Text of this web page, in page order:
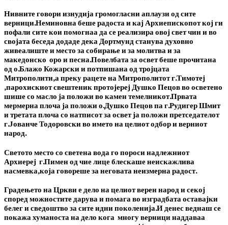
Нивните говори изнудија громогласни аплаузи од сите
верници.Неминовна беше радоста и кај Архиепископот кој ги
пофали сите кои помогнаа да се реализира овој свет чин и во
својата беседа додаде дека Дортмунд станува духовно
живеалиште и место за собирање и за молитва и за
македонско оро и песна.Повелбата за освет беше прочитана
од о.Блажо Кожарски и потпишана од тројцата
Митрополити,а преку рацете на Митрополитот г.Тимотеј
,парохискиот свештеник протојереј Душко Пецов во осветено
шише со масло ја положи во камен темелникот.Првата
мермерна плоча ја положи о.Душко Пецов па г.Рудигер Шмит
и третата плоча со натписот за освет ја положи претседателот
г.Јованче Тодоровски во името на целиот одбор и верниот
народ.
Светото место со светена вода го пороси надлежниот
Архиереј г.Пимен од чие лице блескаше неискажлива
насмевка,која говореше за неговата неизмерна радост.
Градењето на Цркви е дело на целиот верен народ и секој
според можностите дарува и помага во изградбата оставајки
белег и сведоштво за сите идни поколенија.И денес веднаш се
покажа хуманоста на дело кога многу верници наддаваа